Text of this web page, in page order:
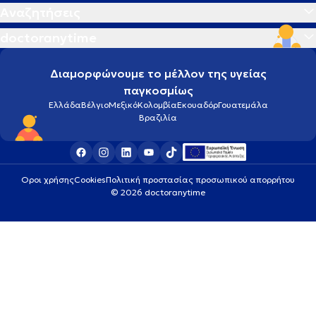
Διαμορφώνουμε το μέλλον της υγείας
παγκοσμίως
ΕλλάδαΒέλγιοΜεξικόΚολομβίαΕκουαδόρΓουατεμάλα
Βραζιλία
Οροι χρήσηςCookiesΠολιτική προστασίας προσωπικού απορρήτου
© 2026 doctoranytime